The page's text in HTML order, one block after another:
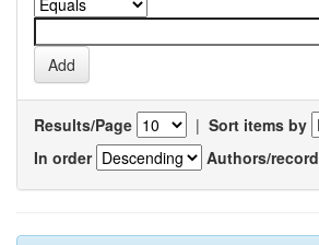
Results/Page | Sort items by
In order
Authors/record